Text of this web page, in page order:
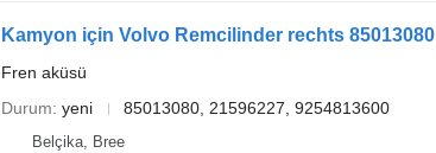
Kamyon için Volvo Remcilinder rechts
Fren aküsü
Durum yeni 85013080, 21596227, 9254813600
Belçika, Bree